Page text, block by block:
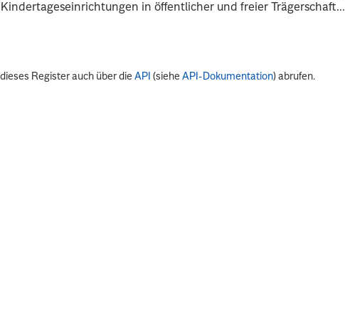
in öffentlicher und freier Trägerschaft...
Register auch über dieAPI (sieheAPI-Dokumentation) abrufen.